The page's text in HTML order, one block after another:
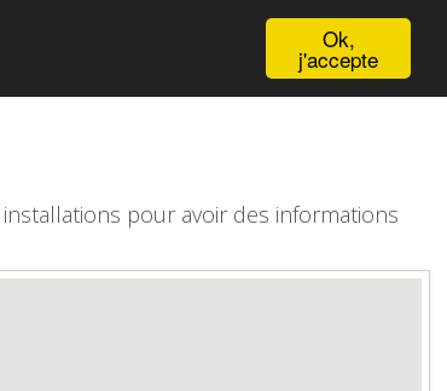
Ok,
j'accepte
pour avoir des informations